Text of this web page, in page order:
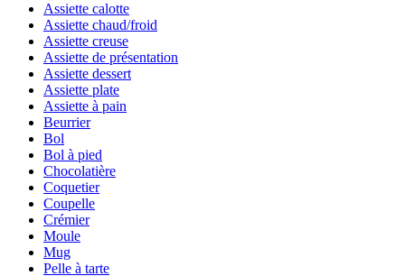
Assiette calotte
Assiette chaud/froid
Assiette creuse
Assiette de présentation
Assiette dessert
Assiette plate
Assiette à pain
Beurrier
Bol
Bol à pied
Chocolatière
Coquetier
Coupelle
Crémier
Moule
Mug
Pelle à tarte